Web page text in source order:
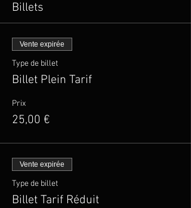
Billets
Vente expirée
Type de billet
Billet Plein Tarif
Prix
25,00 €
Vente expirée
Type de billet
Billet Tarif Réduit